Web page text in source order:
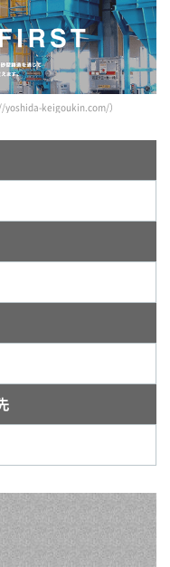
yoshida-keigoukin.com/）